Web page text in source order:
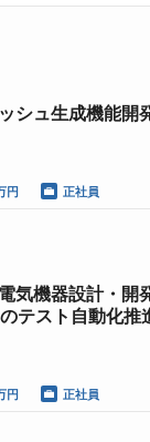
シュ生成機能開
円 正社員
気機器設計・開
テスト自動化推
円 正社員